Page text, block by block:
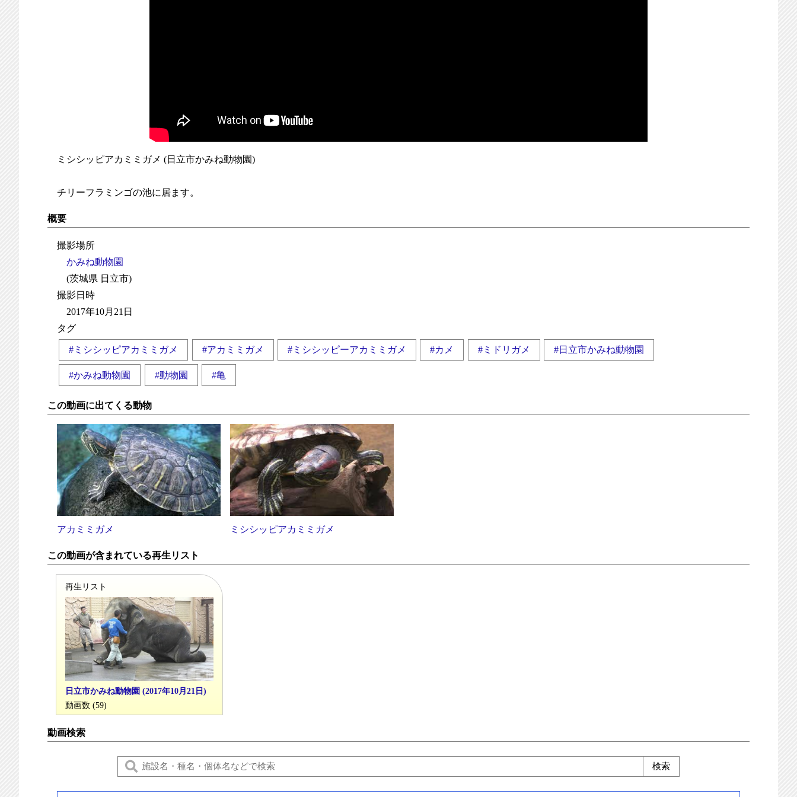
ミシシッピアカミミガメ (日立市かみね動物園)
チリーフラミンゴの池に居ます。
概要
撮影場所
かみね動物園
(茨城県 日立市)
撮影日時
2017年10月21日
タグ
#ミシシッピアカミミガメ #アカミミガメ #ミシシッピーアカミミガメ #カメ #ミドリガメ #日立市かみね動物園
#かみね動物園 #動物園 #亀
この動画に出てくる動物
アカミミガメ ミシシッピアカミミガメ
この動画が含まれている再生リスト
再生リスト
日立市かみね動物園 (2017年10月21日)
動画数 (59)
動画検索